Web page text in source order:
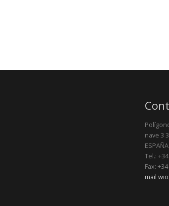
nave 3
ESPAÑA
Tel.:
Fax:
mail